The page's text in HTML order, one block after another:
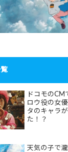
ドコモのCM
ロウ役の女
タのキャラ
た！？
天気の子で